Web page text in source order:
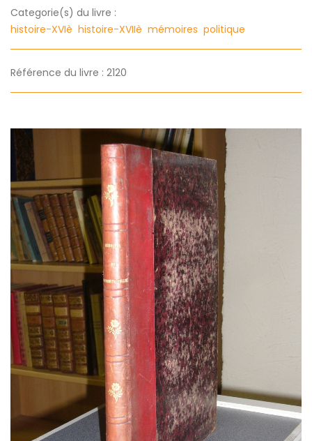
Categorie(s) du livre :
histoire-XVIè histoire-XVIIè mémoires politique
Référence du livre : 2120